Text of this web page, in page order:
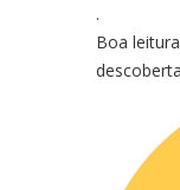
.
Boa